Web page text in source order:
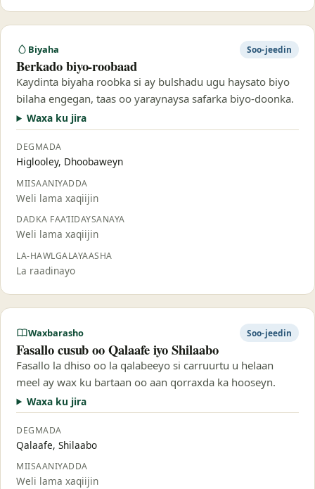
Biyaha Soo-jeedin
Berkado biyo-roobaad
Kaydinta biyaha roobka si ay bulshadu ugu haysato biyo
bilaha engegan, taas oo yaraynaysa safarka biyo-doonka.
Waxa ku jira
DEGMADA
Higlooley, Dhoobaweyn
MIISAANIYADDA
Weli lama xaqiijin
DADKA FAA’IIDAYSANAYA
Weli lama xaqiijin
LA-HAWLGALAYAASHA
La raadinayo
Waxbarasho Soo-jeedin
Fasallo cusub oo Qalaafe iyo Shilaabo
Fasallo la dhiso oo la qalabeeyo si carruurtu u helaan
meel ay wax ku bartaan oo aan qorraxda ka hooseyn.
Waxa ku jira
DEGMADA
Qalaafe, Shilaabo
MIISAANIYADDA
Weli lama xaqiijin